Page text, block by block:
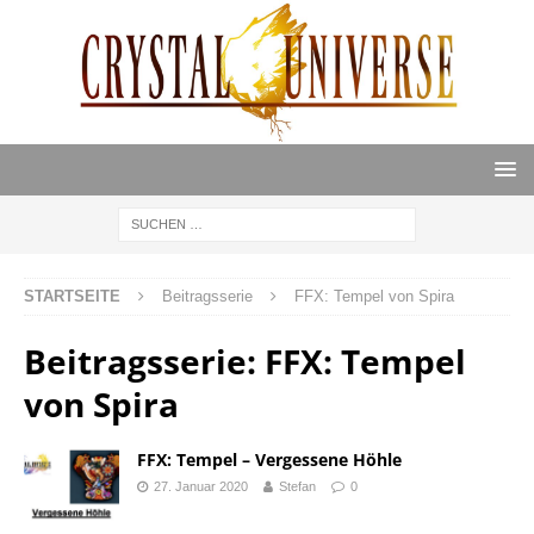
STARTSEITE Beitragsserie FFX: Tempel von Spira
Beitragsserie: FFX: Tempel
von Spira
FFX: Tempel – Vergessene Höhle
27. Januar 2020 Stefan 0